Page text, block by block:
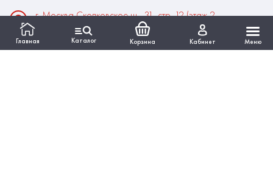
Главная Каталог Корзина Кабинет Меню
г. Москва Сколковское ш., 31, стр. 12 (этаж 2,
помещение 22)
Время работы: